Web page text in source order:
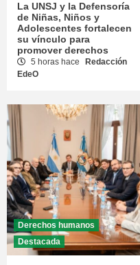
La UNSJ y la Defensoría
de Niñas, Niños y
Adolescentes fortalecen
su vínculo para
promover derechos
5 horas hace
Redacción
EdeO
Derechos humanos
Destacada